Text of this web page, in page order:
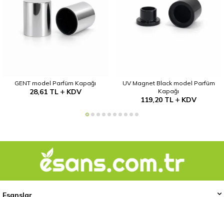
GENT model Parfüm Kapağı
28,61TL KDV
UV Magnet Black model Parfüm
Kapağı
119,20 TL KDV
Esanslar